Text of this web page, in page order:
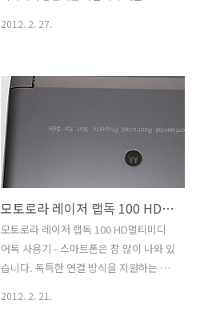
어를 꺼내놓으면 실제 쓰고 있는 입장에
서는 조금 더 독특해보이고 싶은 기분이
들때가 있습니다. 이때 이 맥북에어 스티
커를 붙여보세요. 상당히 독특한 분위기
를 낼 수 있습니다. 큰 스키커는 원래는 맥
북프로용으로 만들어진것이지만, 맥북에
어에도 맥북에도 붙일 수 있습니다. 약간
은 모양이 어긋나긴 한데요. 잘 붙이면 별
로 표시 나지 않고 붙일 수 있습니다. 근데
큰 스티커 하나가 6000원선입니다. 구매
한지 저도 좀 된 시점에서 글을 적는것이
나..
2012. 2. 27.
모토로라 레이저 랩독 100 HD멀티미디어독 사용기
모토로라 레이저 랩독 100 HD멀티미디
어독 사용기 - 스마트폰은 참 많이 나와 있
습니다. 독특한 연결 방식을 지원하는 스
2012. 2. 21.